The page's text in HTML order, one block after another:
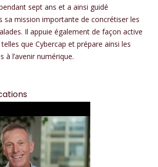
sept ans et a ainsi guidé
sa mission importante de concrétiser les
Il appuie également de façon active
que Cybercap et prépare ainsi les
à l’avenir numérique.